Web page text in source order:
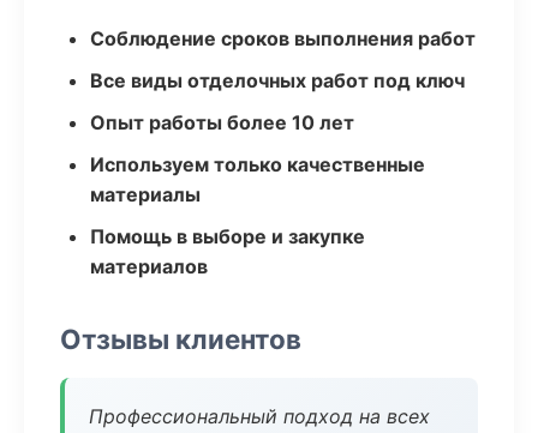
Соблюдение сроков выполнения работ
Все виды отделочных работ под ключ
Опыт работы более 10 лет
Используем только качественные
материалы
Помощь в выборе и закупке
материалов
Отзывы клиентов
Профессиональный подход на всех